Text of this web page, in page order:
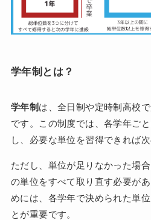
学年制とは？
学年制 は、全日制や定時制高校
です。この制度では、各学年ご
し、必要な単位を習得できれば
ただし、単位が足りなかった場
の単位をすべて取り直す必要が
めには、各学年で決められた単
とが重要です。